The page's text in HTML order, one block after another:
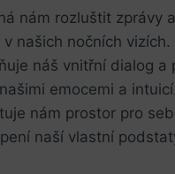
nám rozluštit zprávy
v našich nočních vizích.
náš vnitřní dialog a
emocemi a intuicí.
nám prostor pro
naší vlastní